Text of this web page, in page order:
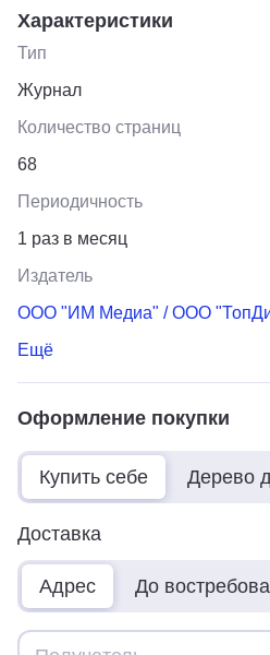
Характеристики
Тип
Журнал
Количество страниц
68
Периодичность
1 раз в месяц
Издатель
ООО "ИМ Медиа" / ООО
Ещё
Оформление покупки
Купить себе Дерево
Доставка
Адрес До